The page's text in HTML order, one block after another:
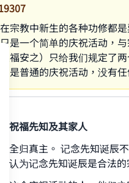
宗教中新生的各种功修都
是一个简单的庆祝活动，
主福安之）只给我们规定了
只是普通的庆祝活动，没有
，祝福先知及其家人
，全归真主。 记念先知诞
人认为记念先知诞辰是合法